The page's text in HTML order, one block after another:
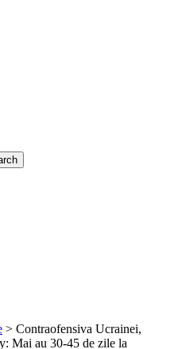
> Contraofensiva Ucrainei,
Mai au 30-45 de zile la